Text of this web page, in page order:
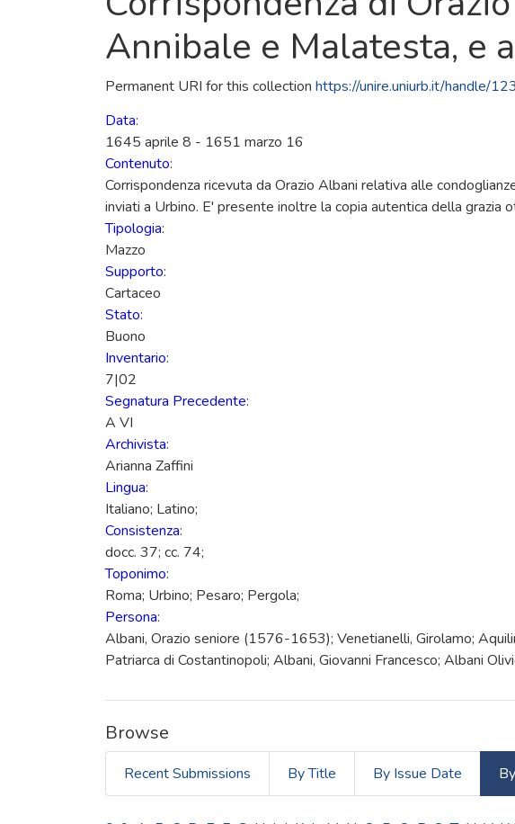
Annibale e Malatesta, e
Permanent URI for this collection https://unire.uniurb.it/handle/
Data:
1645 aprile 8 - 1651 marzo 16
Contenuto:
Corrispondenza ricevuta da Orazio Albani relativa alle
inviati a Urbino. E' presente inoltre la copia autentica della
Tipologia:
Mazzo
Supporto:
Cartaceo
Stato:
Buono
Inventario:
7|02
Segnatura Precedente:
A VI
Archivista:
Arianna Zaffini
Lingua:
Italiano; Latino;
Consistenza:
docc. 37; cc. 74;
Toponimo:
Roma; Urbino; Pesaro; Pergola;
Persona:
Albani, Orazio seniore (1576-1653); Venetianelli, Girolamo;
Patriarca di Costantinopoli; Albani, Giovanni Francesco; Albani
Browse
Recent Submissions By Title By Issue Date